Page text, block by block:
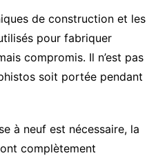
de construction et les
pour fabriquer
compromis. Il n’est pas
soit portée pendant
à neuf est nécessaire, la
complètement